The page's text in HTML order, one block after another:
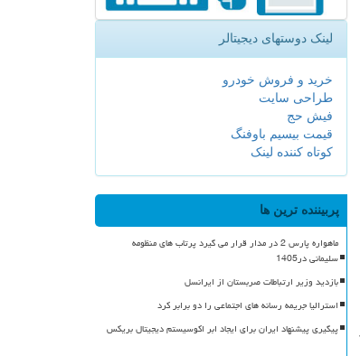
لینک دوستهای دیجیتالر
خرید و فروش خودرو
طراحی سایت
فیش حج
قیمت بیسیم باوفنگ
کوتاه کننده لینک
پربیننده ترین ها
ماهواره پارس 2 در مدار قرار می گیرد پرتاب های منظومه
سلیمانی در1405
بازدید وزیر ارتباطات صربستان از ایرانسل
استرالیا جریمه رسانه های اجتماعی را دو برابر کرد
پیگیری پیشنهاد ایران برای ایجاد ابر اکوسیستم دیجیتال بریکس